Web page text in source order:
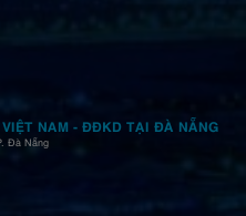
NAM - ĐĐKD TẠI ĐÀ NẴNG
Đà Nẵng